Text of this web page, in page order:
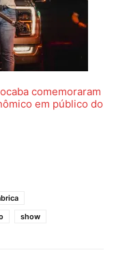
comemoraram
em público do
show